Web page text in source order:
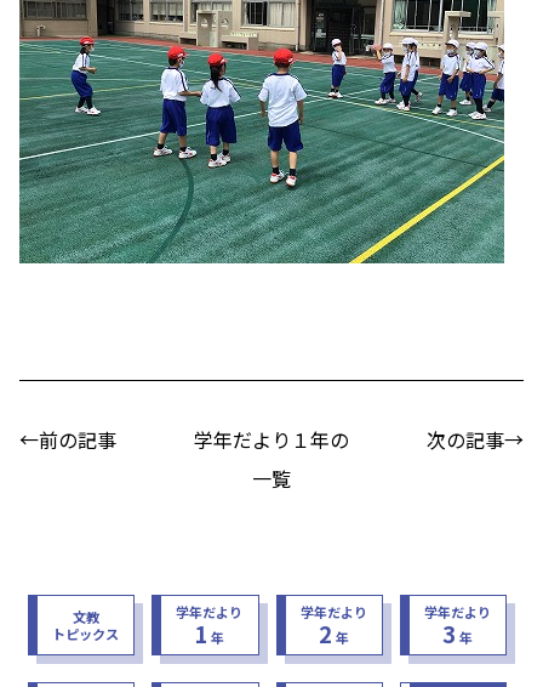
←前の記事
学年だより１年の
一覧
次の記事→
文教
トピックス
学年だより
1 年
学年だより
2 年
学年だより
3 年